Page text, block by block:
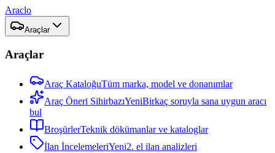
Araclo
Araçlar
Araçlar
Araç KataloğuTüm marka, model ve donanımlar
Araç Öneri SihirbazıYeniBirkaç soruyla sana uygun aracı
bul
BroşürlerTeknik dökümanlar ve kataloglar
İlan İncelemeleriYeni2. el ilan analizleri